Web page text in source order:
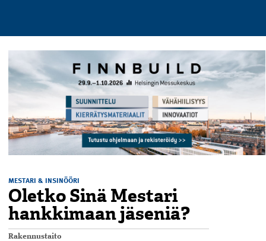
MESTARI & INSINÖÖRI
Oletko Sinä Mestari
hankkimaan jäseniä?
Rakennustaito